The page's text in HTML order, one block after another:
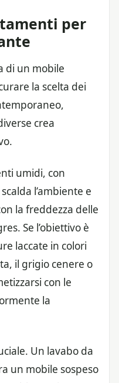
per
di un mobile
la scelta dei
crea
umidi, con
l’ambiente e
la freddezza delle
Se l’obiettivo è
laccate in colori
il grigio cenere o
con le
la
Un lavabo da
un mobile sospeso